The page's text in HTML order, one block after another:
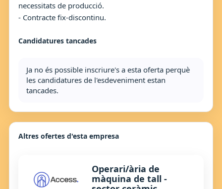
necessitats de producció.
- Contracte fix-discontinu.
Candidatures tancades
Ja no és possible inscriure's a esta oferta perquè
les candidatures de l'esdeveniment estan
tancades.
Altres ofertes d'esta empresa
Operari/ària de
màquina de tall -